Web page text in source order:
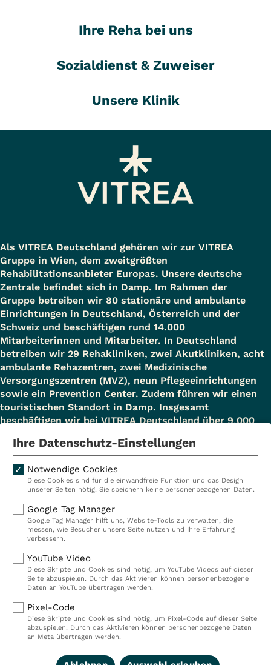
Ihre Reha bei uns
Sozialdienst & Zuweiser
Unsere Klinik
Als VITREA Deutschland gehören wir zur VITREA
Gruppe in Wien, dem zweitgrößten
Rehabilitationsanbieter Europas. Unsere deutsche
Zentrale befindet sich in Damp. Im Rahmen der
Gruppe betreiben wir 80 stationäre und ambulante
Einrichtungen in Deutschland, Österreich und der
Schweiz und beschäftigen rund 14.000
Mitarbeiterinnen und Mitarbeiter. In Deutschland
betreiben wir 29 Rehakliniken, zwei Akutkliniken, acht
ambulante Rehazentren, zwei Medizinische
Versorgungszentren (MVZ), neun Pflegeeinrichtungen
sowie ein Prevention Center. Zudem führen wir einen
touristischen Standort in Damp. Insgesamt
beschäftigen wir bei VITREA Deutschland über 9.000
Kliniken
Ambulant
Reha
Prävention
Karriere
VITREA Deutschland
IMPRESSUM
HINWEISGEBERSYSTEM
AUFSICHTSBEHÖRDEN
Ihre Datenschutz-Einstellungen
Notwendige Cookies
Diese Cookies sind für die einwandfreie Funktion und das Design
unserer Seiten nötig. Sie speichern keine personenbezogenen Daten.
Google Tag Manager
Google Tag Manager hilft uns, Website-Tools zu verwalten, die
messen, wie Besucher unsere Seite nutzen und Ihre Erfahrung
verbessern.
YouTube Video
Diese Skripte und Cookies sind nötig, um YouTube Videos auf dieser
Seite abzuspielen. Durch das Aktivieren können personenbezogene
Daten an YouTube übertragen werden.
Pixel-Code
Diese Skripte und Cookies sind nötig, um Pixel-Code auf dieser Seite
abzuspielen. Durch das Aktivieren können personenbezogene Daten
an Meta übertragen werden.